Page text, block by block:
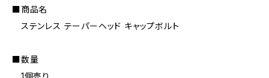
■商品名
ステンレス テーパーヘッド キャップボルト
■数量
1個売り